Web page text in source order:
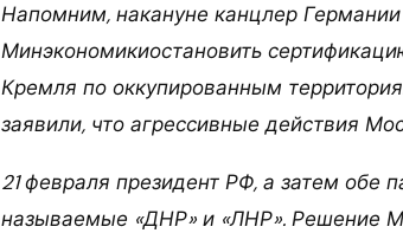
Напомним, накануне канцлер
Минэкономикиостановить
Кремля по оккупированным
заявили, что агрессивные действия
21 февраля президент РФ, а затем обе
называемые «ДНР» и «ЛНР». Решение